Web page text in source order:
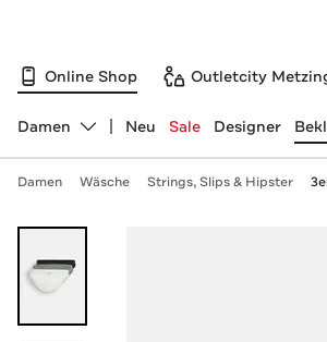
Online Shop Outletcity
Abteilung ändern, ausgewählt:
Damen Neu Sale Designer
Damen Wäsche Strings, Slips & Hipster